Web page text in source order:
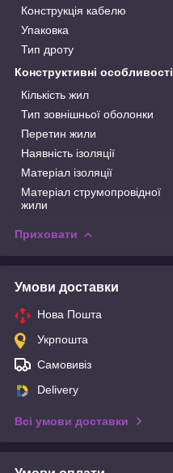
Конструкція кабелю
Упаковка
Тип дроту
Конструктивні особливості
Кількість жил
Тип зовнішньої оболонки
Перетин жили
Наявність ізоляції
Матеріал ізоляції
Матеріал струмопровідної
жили
Приховати
Умови доставки
Нова Пошта
Укрпошта
Самовивіз
Delivery
Всі умови доставки